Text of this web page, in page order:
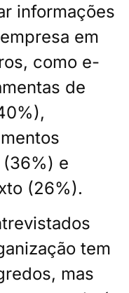
informações
em
como e-
de
e
(26%).
tem
mas